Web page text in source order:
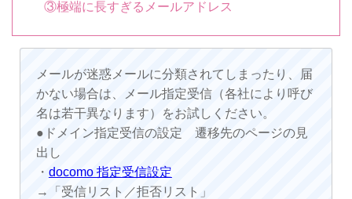
③極端に長すぎるメールアドレス
メールが迷惑メールに分類されてしまったり、届
かない場合は、メール指定受信（各社により呼び
名は若干異なります）をお試しください。
●ドメイン指定受信の設定 遷移先のページの見
出し
・ docomo 指定受信設定
→「受信リスト／拒否リスト」